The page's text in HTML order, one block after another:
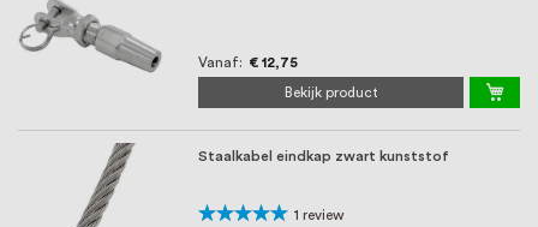
Vanaf € 12,75
Bekijk product
Staalkabel eindkap zwart kunststof
Waardering: 1 review